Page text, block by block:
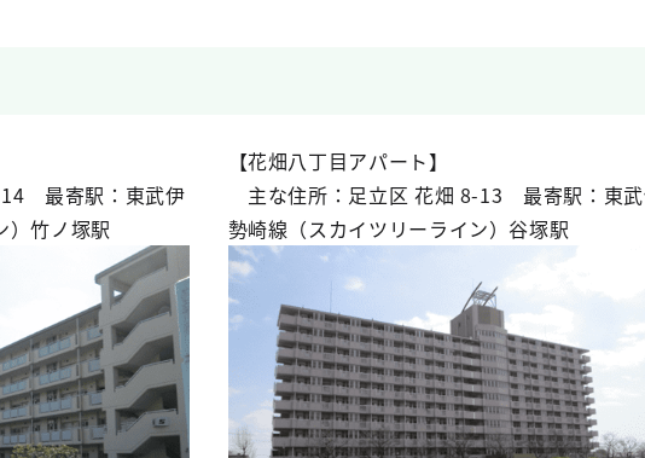
最寄駅：東武伊
）竹ノ塚駅
【花畑八丁目アパート】
主な住所：足立区 花畑 8-13 最寄駅：東
勢崎線（スカイツリーライン）谷塚駅